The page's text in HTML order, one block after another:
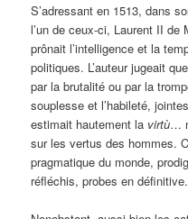
S’adressant en 1513, dans
l’un de ceux-ci, Laurent II de
prônait l’intelligence et la
politiques. L’auteur jugeait
par la brutalité ou par la
souplesse et l’habileté,
estimait hautement la virtù…
sur les vertus des hommes.
pragmatique du monde,
réfléchis, probes en définitive.